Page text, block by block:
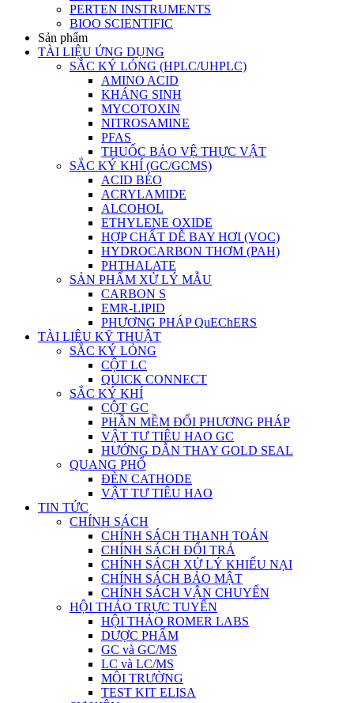
PERTEN INSTRUMENTS
BIOO SCIENTIFIC
Sản phẩm
TÀI LIỆU ỨNG DỤNG
SẮC KÝ LỎNG (HPLC/UHPLC)
AMINO ACID
KHÁNG SINH
MYCOTOXIN
NITROSAMINE
PFAS
THUỐC BẢO VỆ THỰC VẬT
SẮC KÝ KHÍ (GC/GCMS)
ACID BÉO
ACRYLAMIDE
ALCOHOL
ETHYLENE OXIDE
HỢP CHẤT DỄ BAY HƠI (VOC)
HYDROCARBON THƠM (PAH)
PHTHALATE
SẢN PHẨM XỬ LÝ MẪU
CARBON S
EMR-LIPID
PHƯƠNG PHÁP QuEChERS
TÀI LIỆU KỸ THUẬT
SẮC KÝ LỎNG
CỘT LC
QUICK CONNECT
SẮC KÝ KHÍ
CỘT GC
PHẦN MỀM ĐỔI PHƯƠNG PHÁP
VẬT TƯ TIÊU HAO GC
HƯỚNG DẪN THAY GOLD SEAL
QUANG PHỔ
ĐÈN CATHODE
VẬT TƯ TIÊU HAO
TIN TỨC
CHÍNH SÁCH
CHÍNH SÁCH THANH TOÁN
CHÍNH SÁCH ĐỔI TRẢ
CHÍNH SÁCH XỬ LÝ KHIẾU NẠI
CHÍNH SÁCH BẢO MẬT
CHÍNH SÁCH VẬN CHUYỂN
HỘI THẢO TRỰC TUYẾN
HỘI THẢO ROMER LABS
DƯỢC PHẨM
GC và GC/MS
LC và LC/MS
MÔI TRƯỜNG
TEST KIT ELISA